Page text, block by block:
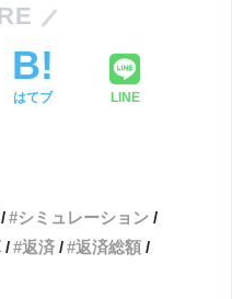
はてブ LINE
シミュレーション
返済
返済総額